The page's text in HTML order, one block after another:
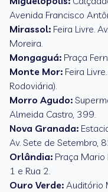
Avenida Francisco
Mirassol: Feira Livre.
Moreira.
Mongaguá: Praça
Monte Mor: Feira
Rodoviária).
Morro Agudo:
Almeida Castro, 399.
Nova Granada:
Av. Sete de Setembro,
Orlândia: Praça Mario
1 e Rua 2.
Ouro Verde: Auditório